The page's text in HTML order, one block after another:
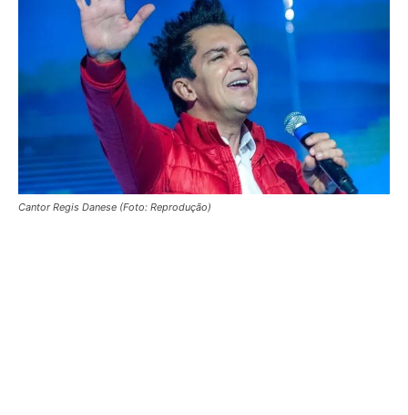
Cantor Regis Danese (Foto: Reprodução)